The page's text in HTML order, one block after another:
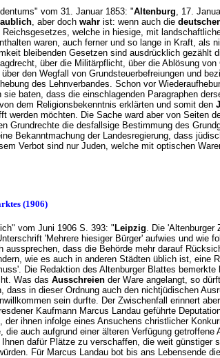
vom 31. Januar 1853: "Altenburg, 17.
, aber doch wahr ist: wenn auch die
welche in hiesige, mit
waren, auch ferner und so lange in Kraft, als
bleibenden Gesetzen sind ausdrücklich gezählt
über die Militärpflicht, über die Ablösung
den Wegfall von Grundsteuerbefreiungen und
des Lehnverbandes. Schon vor
baten, dass die einschlagenden Paragraphen
dem Religionsbekenntnis erklärten und somit den
werden möchten. Die Sache ward aber von Seiten
Grundrechte die desfallsige Bestimmung des
Bekanntmachung der Landesregierung, dass
Verbot sind nur Juden, welche mit optischen
(1906)
vom Juni 1906 S. 393: " Leipzig. Die 'Altenburger
'Mehrere hiesiger Bürger' aufwies und wie
aussprechen, dass die Behörde mehr darauf
wie es auch in anderen Städten üblich ist, eine
Die Redaktion des Altenburger Blattes
Was das Ausschreien der Ware angelangt, so
dass in dieser Ordnung auch den nichtjüdischen
sein durfte. Der Zwischenfall erinnert
Kaufmann Marcus Landau geführte
ihnen infolge eines Ansuchens christlicher
die auch aufgrund einer älteren Verfügung
dafür Plätze zu verschaffen, die weit günstiger
Für Marcus Landau bot bis ans Lebensende